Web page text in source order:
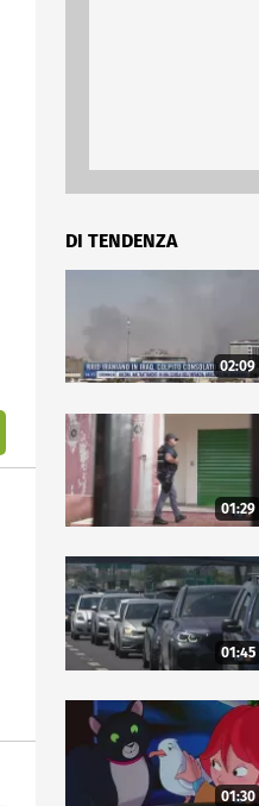
DI TENDENZA
02:09
01:29
01:45
01:30